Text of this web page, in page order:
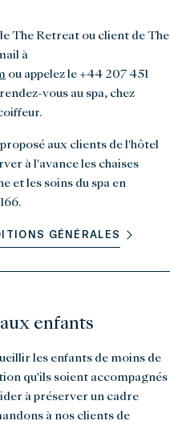
The Retreat ou client de The
à
ou appelez le +44 207 451
vous au spa, chez
aux clients de l'hôtel
à l'avance les chaises
et les soins du spa en
GÉNÉRALES
enfants
les enfants de moins de
qu'ils soient accompagnés
à préserver un cadre
à nos clients de